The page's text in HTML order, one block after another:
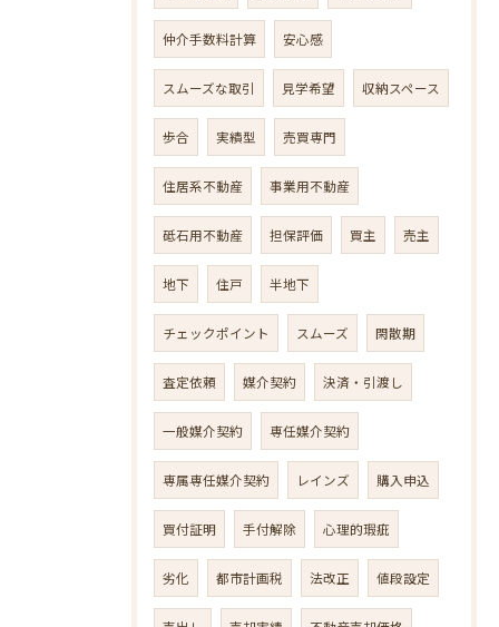
仲介手数料計算 安心感
スムーズな取引 見学希望 収納スペース
歩合 実績型 売買専門
住居系不動産 事業用不動産
砥石用不動産 担保評価 買主 売主
地下 住戸 半地下
チェックポイント スムーズ 閑散期
査定依頼 媒介契約 決済・引渡し
一般媒介契約 専任媒介契約
専属専任媒介契約 レインズ 購入申込
買付証明 手付解除 心理的瑕疵
劣化 都市計画税 法改正 値段設定